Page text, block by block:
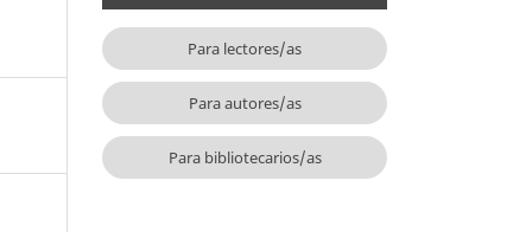
Para lectores/as
Para autores/as
Para bibliotecarios/as